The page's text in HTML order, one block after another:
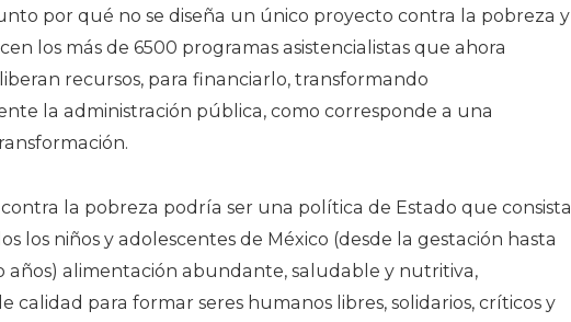
por qué no se diseña un único proyecto contra la pobreza y
los más de 6500 programas asistencialistas que ahora
recursos, para financiarlo, transformando
la administración pública, como corresponde a una
la pobreza podría ser una política de Estado que consista
los niños y adolescentes de México (desde la gestación hasta
años) alimentación abundante, saludable y nutritiva,
calidad para formar seres humanos libres, solidarios, críticos y